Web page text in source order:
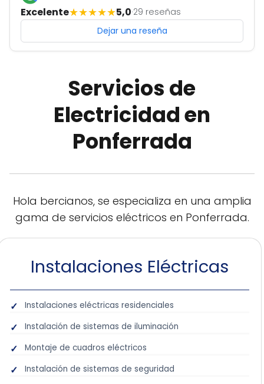
Excelente★★★★★5,0·29 reseñas
Dejar una reseña
Servicios de
Electricidad en
Ponferrada
Hola bercianos, se especializa en una amplia
gama de servicios eléctricos en Ponferrada.
Instalaciones Eléctricas
Instalaciones eléctricas residenciales
Instalación de sistemas de iluminación
Montaje de cuadros eléctricos
Instalación de sistemas de seguridad